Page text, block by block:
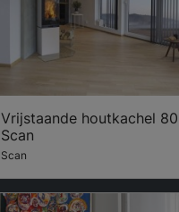
Vrijstaande houtkachel 80 |
Scan
Scan